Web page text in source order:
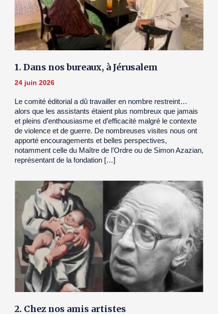
1. Dans nos bureaux, à Jérusalem
24 juin 2026
Le comité éditorial a dû travailler en nombre restreint…
alors que les assistants étaient plus nombreux que jamais
et pleins d’enthousiasme et d’efficacité malgré le contexte
de violence et de guerre. De nombreuses visites nous ont
apporté encouragements et belles perspectives,
notamment celle du Maître de l’Ordre ou de Simon Azazian,
représentant de la fondation […]
2. Chez nos amis artistes